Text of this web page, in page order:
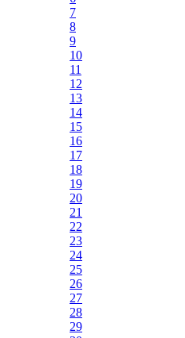
7
8
9
10
11
12
13
14
15
16
17
18
19
20
21
22
23
24
25
26
27
28
29